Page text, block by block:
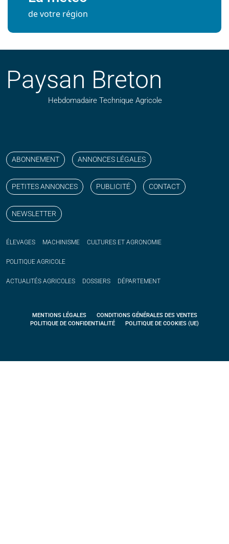
de votre région
Paysan Breton
Hebdomadaire Technique Agricole
ABONNEMENT ANNONCES LÉGALES
PETITES ANNONCES PUBLICITÉ CONTACT
NEWSLETTER
ÉLEVAGES MACHINISME CULTURES ET AGRONOMIE
POLITIQUE AGRICOLE
ACTUALITÉS AGRICOLES DOSSIERS DÉPARTEMENT
MENTIONS LÉGALES
CONDITIONS GÉNÉRALES DES VENTES
POLITIQUE DE CONFIDENTIALITÉ
POLITIQUE DE COOKIES (UE)